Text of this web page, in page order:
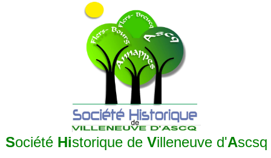
Société Historique de Villeneuve d'Ascsq